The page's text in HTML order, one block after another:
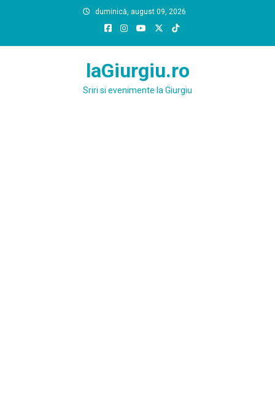
duminică, august 09, 2026
laGiurgiu.ro
Sriri si evenimente la Giurgiu